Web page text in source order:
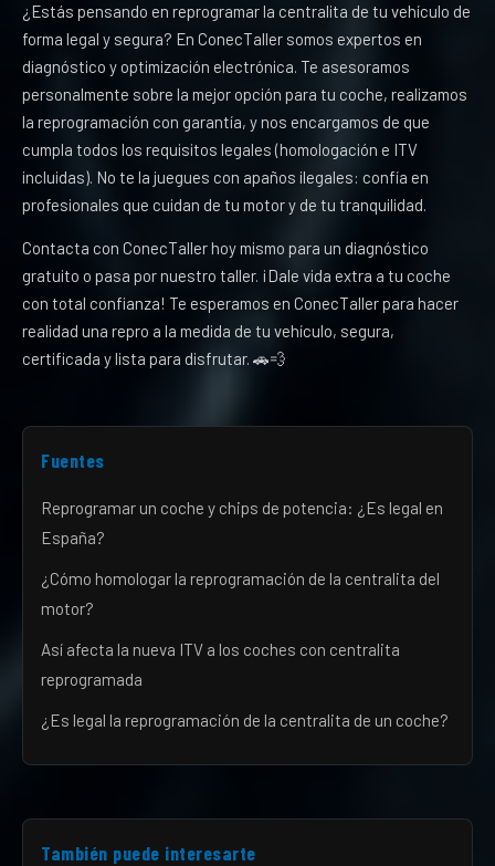
¿Estás pensando en reprogramar la centralita de tu vehículo de
forma legal y segura? En ConecTaller somos expertos en
diagnóstico y optimización electrónica. Te asesoramos
personalmente sobre la mejor opción para tu coche, realizamos
la reprogramación con garantía, y nos encargamos de que
cumpla todos los requisitos legales (homologación e ITV
incluidas). No te la juegues con apaños ilegales: confía en
profesionales que cuidan de tu motor y de tu tranquilidad.
Contacta con ConecTaller hoy mismo para un diagnóstico
gratuito o pasa por nuestro taller. ¡Dale vida extra a tu coche
con total confianza! Te esperamos en ConecTaller para hacer
realidad una repro a la medida de tu vehículo, segura,
certificada y lista para disfrutar. 🚗💨
Fuentes
Reprogramar un coche y chips de potencia: ¿Es legal en
España?
¿Cómo homologar la reprogramación de la centralita del
motor?
Así afecta la nueva ITV a los coches con centralita
reprogramada
¿Es legal la reprogramación de la centralita de un coche?
También puede interesarte